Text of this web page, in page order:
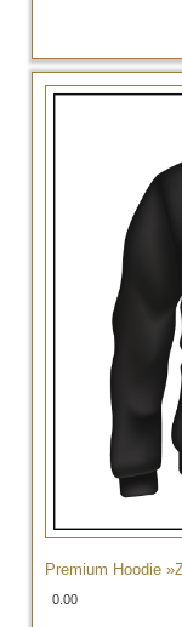
Premium Hoodie
0.00